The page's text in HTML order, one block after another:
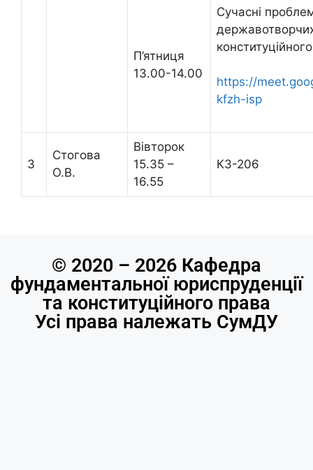
П’ятниця
13.00-14.00
Сучасні
https://
kfzh-isp
3
Стогова
О.В.
Вівторок
15.35 –
16.55
К3-206
© 2020 – 2026 Кафедра
фундаментальної юриспруденції
та конституційного права
Усі права належать СумДУ